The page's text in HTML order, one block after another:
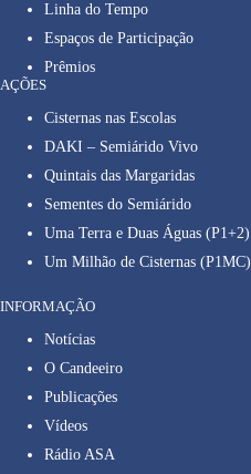
Linha do Tempo
Espaços de Participação
Prêmios
AÇÕES
Cisternas nas Escolas
DAKI – Semiárido Vivo
Quintais das Margaridas
Sementes do Semiárido
Uma Terra e Duas Águas (P1+2)
Um Milhão de Cisternas (P1MC)
INFORMAÇÃO
Notícias
O Candeeiro
Publicações
Vídeos
Rádio ASA